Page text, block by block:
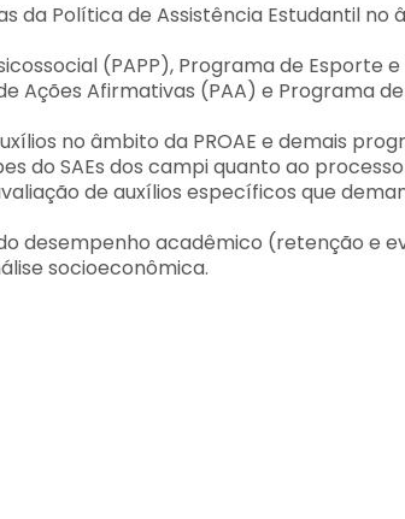
da Política de Assistência Estudantil no
(PAPP), Programa de Esporte e
Ações Afirmativas (PAA) e Programa de
no âmbito da PROAE e demais
do SAEs dos campi quanto ao
de auxílios específicos que
desempenho acadêmico (retenção e
socioeconômica.